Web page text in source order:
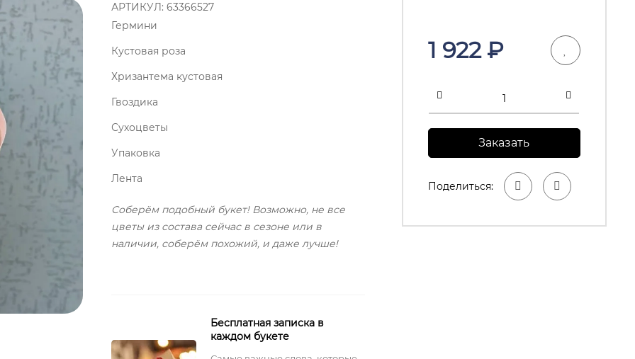
АРТИКУЛ: 63366527
Гермини
Кустовая роза
Хризантема кустовая
Гвоздика
Сухоцветы
Упаковка
Лента
Соберём подобный букет! Возможно, не все
цветы из состава сейчас в сезоне или в
наличии, соберём похожий, и даже лучше!
Бесплатная записка в
каждом букете
1 922₽
Заказать
Поделиться: